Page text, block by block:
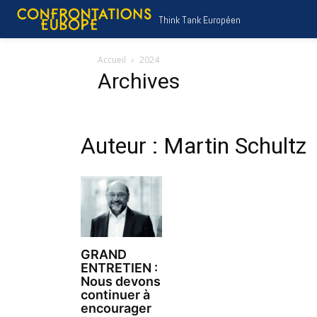
Think Tank Européen
Accueil 2024
Archives
Auteur : Martin Schultz
GRAND
ENTRETIEN :
Nous devons
continuer à
encourager